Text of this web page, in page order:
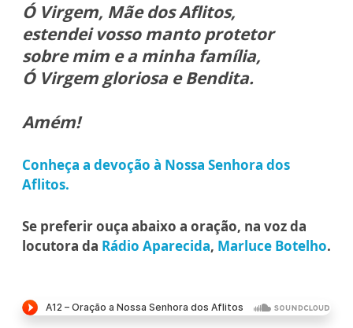
Ó Virgem, Mãe dos Aflitos,
estendei vosso manto protetor
sobre mim e a minha família,
Ó Virgem gloriosa e Bendita.
Amém!
Conheça a devoção à Nossa Senhora dos
Aflitos.
Se preferir ouça abaixo a oração, na voz da
locutora da Rádio Aparecida, Marluce Botelho.